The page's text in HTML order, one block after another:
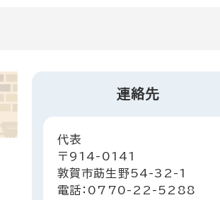
連絡先
代表
〒914-0141
敦賀市莇生野54-32-1
電話：0770-22-5288